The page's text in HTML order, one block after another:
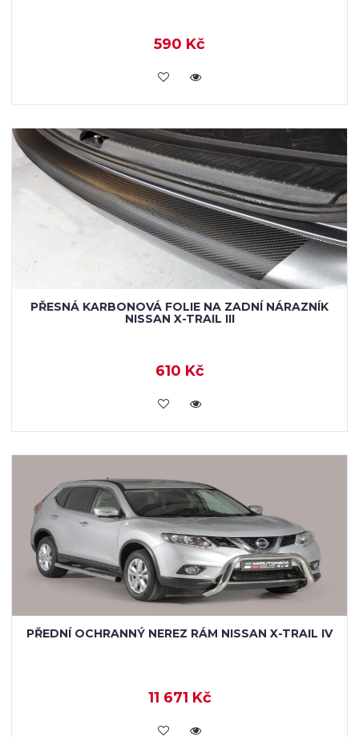
590 Kč
KOUPIT
PŘESNÁ KARBONOVÁ FOLIE NA ZADNÍ NÁRAZNÍK
NISSAN X-TRAIL III
610 Kč
KOUPIT
PŘEDNÍ OCHRANNÝ NEREZ RÁM NISSAN X-TRAIL IV
11 671 Kč
KOUPIT